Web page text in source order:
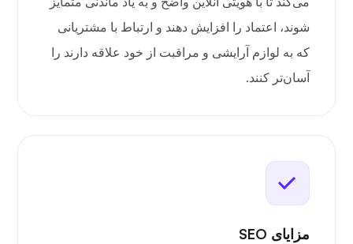
شوند، اعتماد را افزایش دهند و ارتباط با مشتریانی
که به لوازم آرایشی و مراقبت از خود علاقه دارند را
آسان‌تر کنند.
مزایای SEO